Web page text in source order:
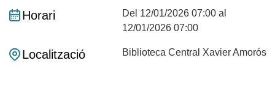
Horari
Del 12/01/2026 07:00 al
12/01/2026 07:00
Localització Biblioteca Central Xavier Amorós